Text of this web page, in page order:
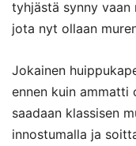
tyhjästä synny vaan
jota nyt ollaan
Jokainen
ennen kuin ammatti
saadaan klassisen
innostumalla ja